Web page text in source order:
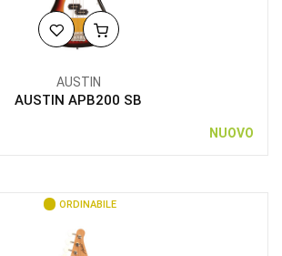
AUSTIN
AUSTIN APB200 SB
NUOVO
ORDINABILE